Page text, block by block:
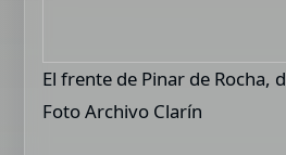
El frente de Pinar de Rocha,
Foto Archivo Clarín